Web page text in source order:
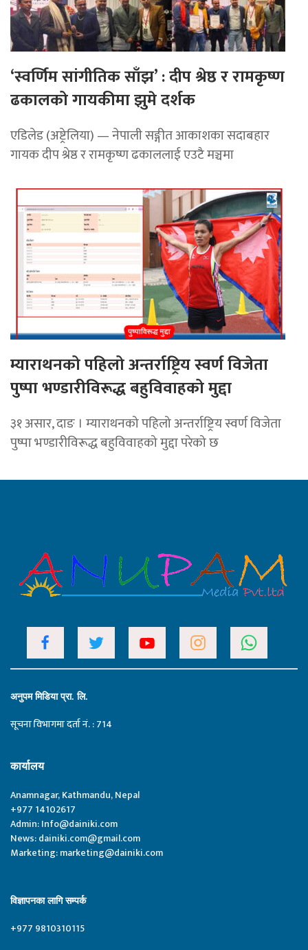
‘स्वर्णिम सांगीतिक साँझ’ : दीप श्रेष्ठ र रामकृष्ण
ढकालको गायकीमा झुमे दर्शक
एडिलेड (अष्ट्रेलिया) — नेपाली सङ्गीत आकाशका सदाबहार
गायक दीप श्रेष्ठ र रामकृष्ण ढकाललाई एउटै मञ्चमा
म्याराथनको पहिलो अन्तर्राष्ट्रिय स्वर्ण विजेता
पुष्पा भण्डारीविरूद्ध बहुविवाहको मुद्दा
३१ असार, दाङ । म्याराथनको पहिलो अन्तर्राष्ट्रिय स्वर्ण विजेता
पुष्पा भण्डारीविरूद्ध बहुविवाहको मुद्दा परेको छ
अनुपम मिडिया प्रा. लि.
सूचना विभागमा दर्ता नं. : 714
कार्यालय
Anamnagar, Kathmandu, Nepal
+977 14102617
Admin:Info@dainiki.com
News:dainiki.com@gmail.com
Marketing:marketing@dainiki.com
विज्ञापनका लागि सम्पर्क
+977 9810310115